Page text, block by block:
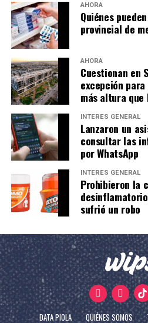
AHORA
Quiénes
provincial de
AHORA
Cuestionan en
excepción
más altura
INTERÉS GENERAL
Lanzaron un
consultar las
por WhatsApp
INTERÉS GENERAL
Prohibieron la
sufrió un robo
DATA PIOLA QUIÉNES SOMOS